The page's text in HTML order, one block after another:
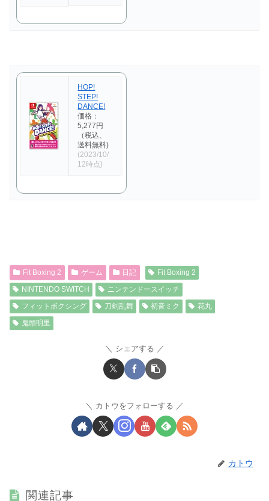
HOP!
STEP!
DANCE!
価格：
5,277円
（税込、
送料無料)
(2023/10/
12時点)
Fit Boxing 2 ゲーム 日記
Fit Boxing 2
NINTENDO SWITCH
ニンテンドースイッチ
フィットボクシング
刀剣乱舞 初音ミク
花丸
鬼頭明里
シェアする
カトウをフォローする
カトウ
関連記事